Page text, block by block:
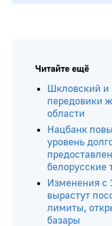
Читайте ещё
Шкловский и
передовики
области
Нацбанк
уровень
белорусские
Изменения с
вырастут
лимиты,
базары